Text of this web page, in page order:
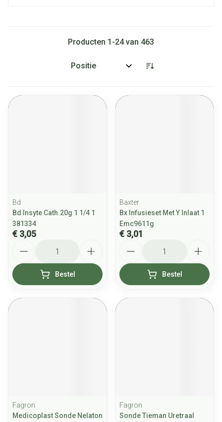
Producten 1 -24van 463
Sorteer op:
Bd
Bd Insyte Cath.20g 1 1/4 1
381334
€ 3,05
Bestel
Baxter
Bx Infusieset Met Y Inlaat 1
Emc9611g
€ 3,01
Bestel
Fagron
Medicoplast Sonde Nelaton
Fagron
Sonde Tieman Uretraal